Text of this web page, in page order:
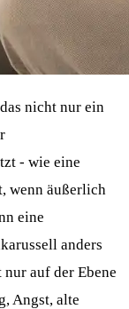
nicht nur ein
- wie eine
wenn äußerlich
eine
anders
auf der Ebene
Angst, alte